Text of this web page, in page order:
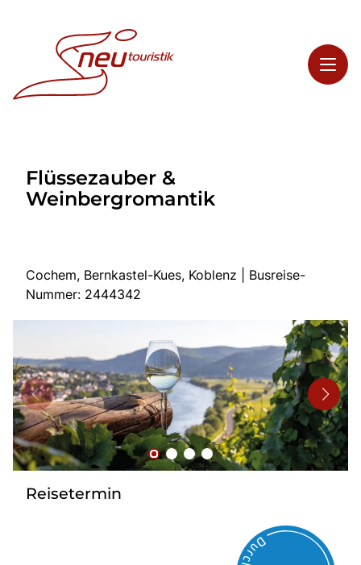
Highlights
Service
Bus mieten
Flughafentransfer
Kontakt
Flüssezauber &
Weinbergromantik
Cochem, Bernkastel-Kues, Koblenz | Busreise-
Nummer: 2444342
Reisetermin